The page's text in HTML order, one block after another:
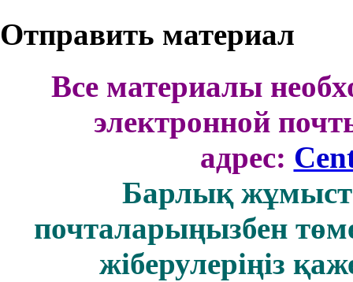
Отправить материал
Все материалы
электронной
адрес:
Барлық
почталарыңызбен
жіберулеріңіз